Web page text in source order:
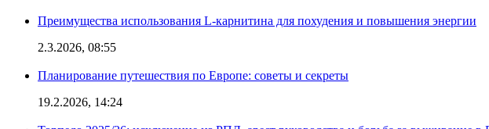
Преимущества использования L-карнитина для похудения и повышения энергии
2.3.2026, 08:55
Планирование путешествия по Европе: советы и секреты
19.2.2026, 14:24